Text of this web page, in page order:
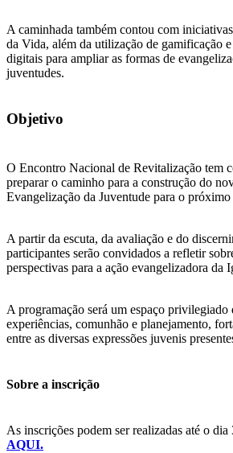
A caminhada também contou com
da Vida, além da utilização de gamificação
digitais para ampliar as formas de
juventudes.
Objetivo
O Encontro Nacional de Revitalização tem
preparar o caminho para a construção do
Evangelização da Juventude para o
A partir da escuta, da avaliação e do
participantes serão convidados a refletir
perspectivas para a ação evangelizadora da
A programação será um espaço privilegiado
experiências, comunhão e planejamento,
entre as diversas expressões juvenis
Sobre a inscrição
As inscrições podem ser realizadas até o dia
AQUI.